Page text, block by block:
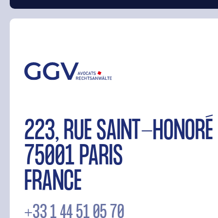
223, RUE SAINT-
75001 PARIS
FRANCE
+33 1 44 51 05 70